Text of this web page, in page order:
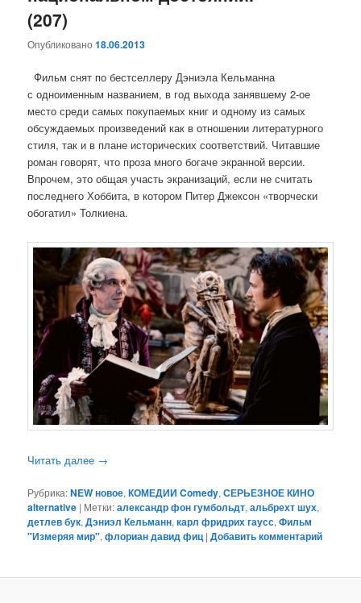
(207)
Опубликовано18.06.2013
Фильм снят по бестселлеру Дэниэла Кельманна
с одноименным названием, в год выхода занявшему 2-ое
место среди самых покупаемых книг и одному из самых
обсуждаемых произведений как в отношении литературного
стиля, так и в плане исторических соответствий. Читавшие
роман говорят, что проза много богаче экранной версии.
Впрочем, это общая участь экранизаций, если не считать
последнего Хоббита, в котором Питер Джексон «творчески
обогатил» Толкиена.
Читать далее →
Рубрика:NEW новое,КОМЕДИИ Comedy,СЕРЬЕЗНОЕ КИНО
alternative | Метки:александр фон гумбольдт,альбрехт шух,
детлев бук,Дэниэл Кельманн,карл фридрих гаусс,Фильм
"Измеряя мир",флориан давид фиц |Добавить комментарий